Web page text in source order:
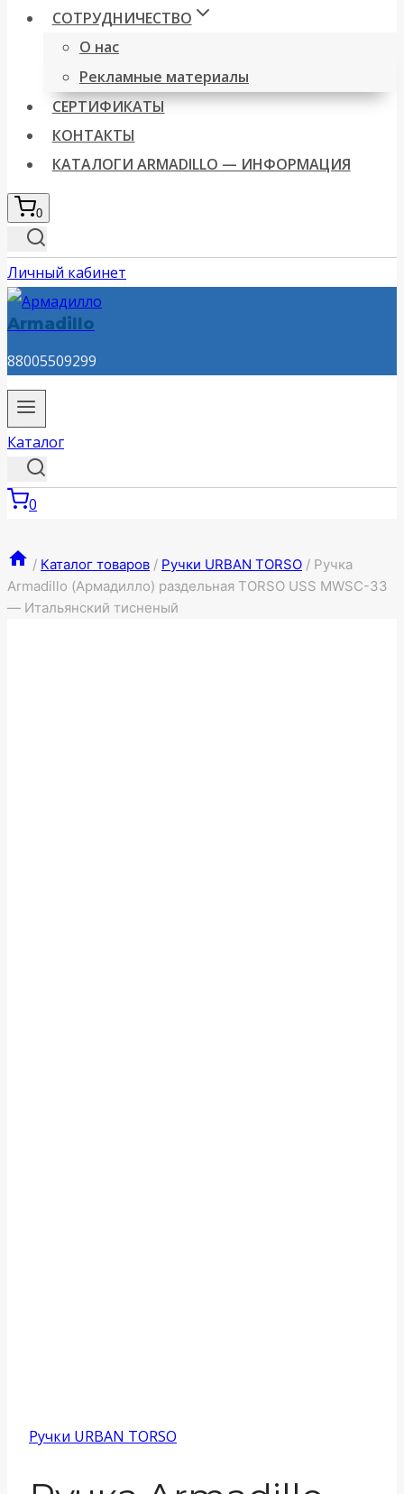
СОТРУДНИЧЕСТВО
О нас
Рекламные материалы
СЕРТИФИКАТЫ
КОНТАКТЫ
КАТАЛОГИ ARMADILLO — ИНФОРМАЦИЯ
0
Личный кабинет
Armadillo
88005509299
Каталог
0
/ Каталог товаров / Ручки URBAN TORSO / Ручка
Armadillo (Армадилло) раздельная TORSO USS MWSC-33
— Итальянский тисненый
Ручки URBAN TORSO